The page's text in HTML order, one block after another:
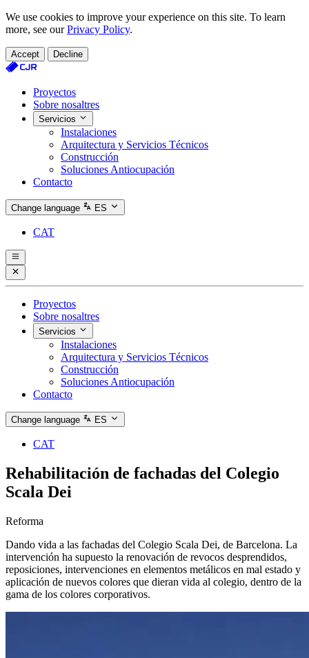
We use cookies to improve your experience on this site. To learn
more, see ourPrivacy Policy.
Accept Decline
Proyectos
Sobre nosaltres
Servicios
Instalaciones
Arquitectura y Servicios Técnicos
Construcción
Soluciones Antiocupación
Contacto
Change language ES
CAT
Proyectos
Sobre nosaltres
Servicios
Instalaciones
Arquitectura y Servicios Técnicos
Construcción
Soluciones Antiocupación
Contacto
Change language ES
CAT
Rehabilitación de fachadas del Colegio
Scala Dei
Reforma
Dando vida a las fachadas del Colegio Scala Dei, de Barcelona. La
intervención ha supuesto la renovación de revocos desprendidos,
reposiciones, intervenciones en elementos metálicos en mal estado y
aplicación de nuevos colores que dieran vida al colegio, dentro de la
gama de los colores corporativos.